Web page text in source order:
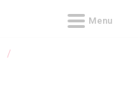
Menu
/